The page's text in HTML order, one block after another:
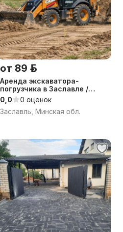
от 89 р.
Аренда экскаватора-
погрузчика в Заславле /
Земляные услуги
0,0
0 оценок
Заславль, Минская обл.